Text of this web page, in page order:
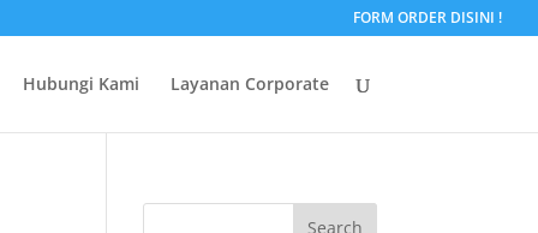
FORM ORDER DISINI !
Hubungi Kami Layanan Corporate